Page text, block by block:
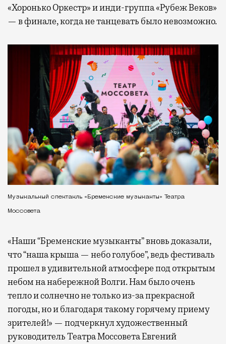
«Хоронько Оркестр» и инди-группа «Рубеж Веков»
— в финале, когда не танцевать было невозможно.
Музыкальный спектакль «Бременские музыканты» Театра
Моссовета
«Наши “Бременские музыканты” вновь доказали,
что “наша крыша — небо голубое”, ведь фестиваль
прошел в удивительной атмосфере под открытым
небом на набережной Волги. Нам было очень
тепло и солнечно не только из-за прекрасной
погоды, но и благодаря такому горячему приему
зрителей!» — подчеркнул художественный
руководитель Театра Моссовета Евгений